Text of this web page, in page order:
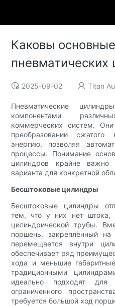
Каковы
пневматических
2025-09-02 Titan
Пневматические
компонентами
коммерческих систем.
преобразовании
энергию, позволяя
процессы. Понимание
цилиндров крайне
варианта для конкретной
Бесштоковые цилиндры
Бесштоковые цилиндры
тем, что у них нет штока,
цилиндрической трубы.
поршень, закреплённый
перемещается внутри
обеспечивает ряд
хода и меньшие
традиционными
идеально подходят для
ограниченного
требуется большой ход